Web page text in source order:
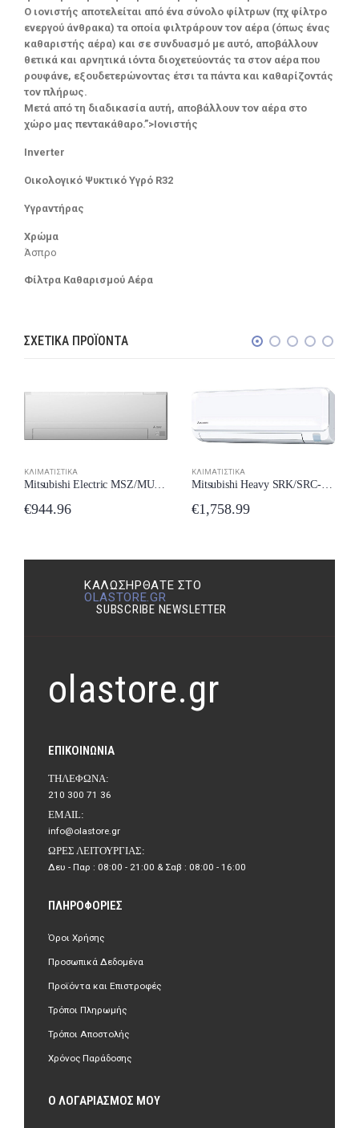
Ο ιονιστής αποτελείται από ένα σύνολο φίλτρων (πχ φίλτρο
ενεργού άνθρακα) τα οποία φιλτράρουν τον αέρα (όπως ένας
καθαριστής αέρα) και σε συνδυασμό με αυτό, αποβάλλουν
θετικά και αρνητικά ιόντα διοχετεύοντάς τα στον αέρα που
ρουφάνε, εξουδετερώνοντας έτσι τα πάντα και καθαρίζοντάς
τον πλήρως.
Μετά από τη διαδικασία αυτή, αποβάλλουν τον αέρα στο
χώρο μας πεντακάθαρο.”>Ιονιστής
Inverter
Οικολογικό Ψυκτικό Υγρό R32
Υγραντήρας
Χρώμα
Άσπρο
Φίλτρα Καθαρισμού Αέρα
ΣΧΕΤΙΚΆ ΠΡΟΪΌΝΤΑ
ΚΛΙΜΑΤΙΣΤΙΚΆ
Mitsubishi Electric MSZ/MUZ-BT25VG Κλιματιστικό Inverter 9000 BTU A++/A+++ με Wi-Fi New Model 2024
€944.96
ΚΛΙΜΑΤΙΣΤΙΚΆ
Mitsubishi Heavy SRK/SRC-63563ZTL-W New Model 2024
€1,758.99
ΚΑΛΩΣΉΡΘΑΤΕ ΣΤΟ
OLASTORE.GR
SUBSCRIBE NEWSLETTER
olastore.gr
ΕΠΙΚΟΙΝΩΝΊΑ
ΤΗΛΈΦΩΝΑ:
210 300 71 36
EMAIL:
info@olastore.gr
ΏΡΕΣ ΛΕΙΤΟΥΡΓΊΑΣ:
Δευ - Παρ : 08:00 - 21:00 & Σαβ : 08:00 - 16:00
ΠΛΗΡΟΦΟΡΊΕΣ
Όροι Χρήσης
Προσωπικά Δεδομένα
Προϊόντα και Επιστροφές
Τρόποι Πληρωμής
Τρόποι Αποστολής
Χρόνος Παράδοσης
Ο ΛΟΓΑΡΙΑΣΜΌΣ ΜΟΥ